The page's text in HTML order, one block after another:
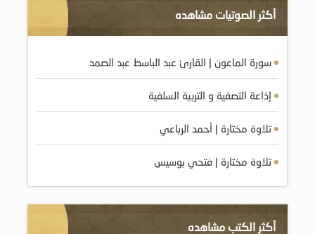
أكثر الصوتيات مشاهده
سورة الماعون | القارئ عبد الباسط عبد الصمد
إذاعة التصفية و التربية السلفية
تلاوة مختارة | أحمد الرباعي
تلاوة مختارة | فتحي بوسيس
أكثر الكتب مشاهده